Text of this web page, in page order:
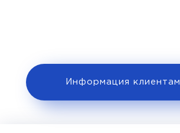
Информация клиентам